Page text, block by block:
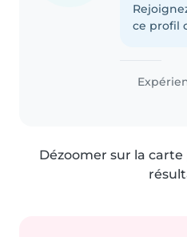
ce profil
Dézoomer sur la